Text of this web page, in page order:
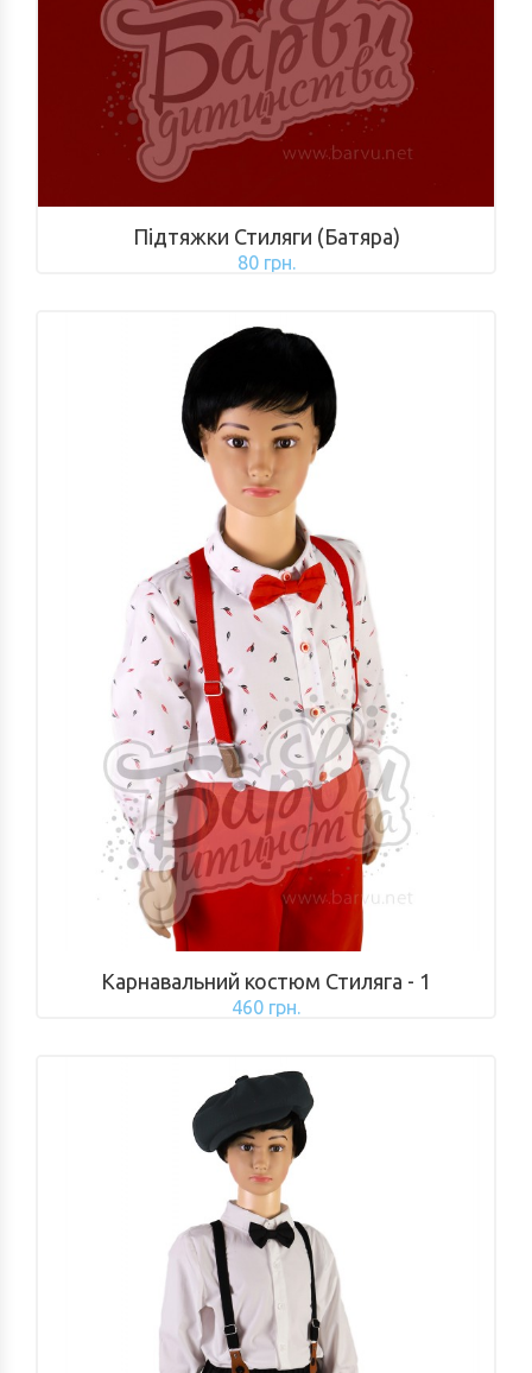
Підтяжки Стиляги (Батяра)
80 грн.
Карнавальний костюм Стиляга - 1
460 грн.